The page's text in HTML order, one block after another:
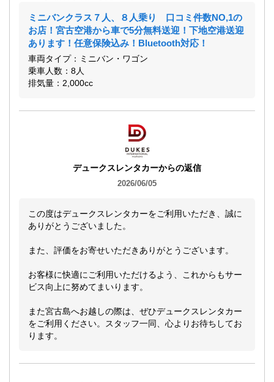
ミニバンクラス７人、８人乗り 口コミ件数NO,1の
お店！宮古空港から車で5分無料送迎！下地空港送迎
あります！任意保険込み！Bluetooth対応！
車両タイプ：ミニバン・ワゴン
乗車人数：8人
排気量：2,000cc
デュークスレンタカーからの返信
2026/06/05
この度はデュークスレンタカーをご利用いただき、誠に
ありがとうございました。
また、評価をお寄せいただきありがとうございます。
お客様に快適にご利用いただけるよう、これからもサー
ビス向上に努めてまいります。
また宮古島へお越しの際は、ぜひデュークスレンタカー
をご利用ください。スタッフ一同、心よりお待ちしてお
ります。